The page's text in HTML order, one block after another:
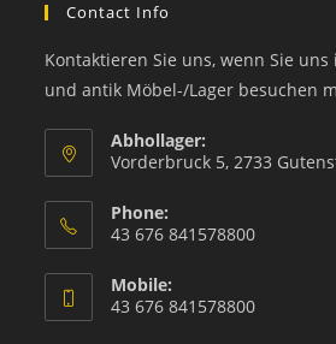
Contact Info
Kontaktieren Sie uns, wenn Sie
und antik Möbel-/Lager besuchen
Abhollager:
Vorderbruck 5, 2733
Phone:
43 676 841578800
Mobile:
43 676 841578800